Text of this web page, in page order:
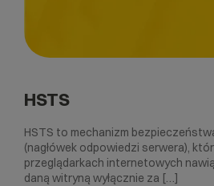
HSTS
HSTS to mechanizm
(nagłówek odpowiedzi serwera),
przeglądarkach internetowych
daną witryną wyłącznie za […]